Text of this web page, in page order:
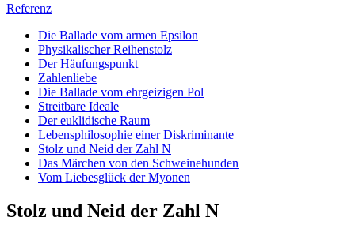
Referenz
Die Ballade vom armen Epsilon
Physikalischer Reihenstolz
Der Häufungspunkt
Zahlenliebe
Die Ballade vom ehrgeizigen Pol
Streitbare Ideale
Der euklidische Raum
Lebensphilosophie einer Diskriminante
Stolz und Neid der Zahl N
Das Märchen von den Schweinehunden
Vom Liebesglück der Myonen
Stolz und Neid der Zahl N